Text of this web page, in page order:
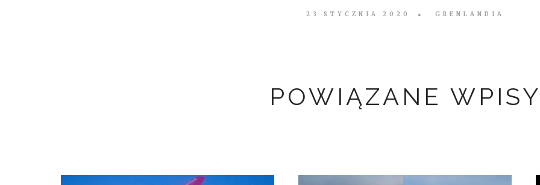
23 STYCZNIA 2020 GRENLANDIA
POWIĄZANE